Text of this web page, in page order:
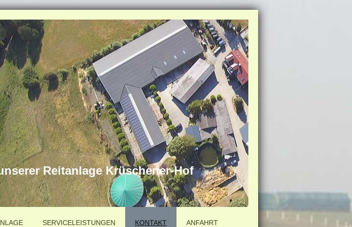
Reitanlage Krüschener-Hof
SERVICELEISTUNGEN KONTAKT ANFAHRT